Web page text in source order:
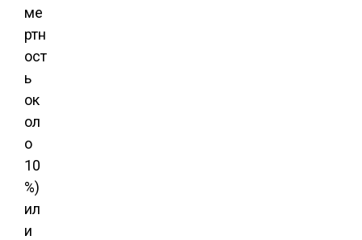
ме
ртн
ост
ь
ок
ол
о
10
%)
ил
и